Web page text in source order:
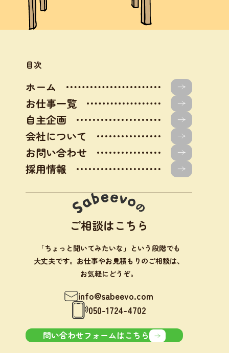
目次
ホーム
お仕事一覧
自主企画
会社について
お問い合わせ
採用情報
ご相談はこちら
「ちょっと聞いてみたいな」という段階でも
大丈夫です。お仕事やお見積もりのご相談は、
お気軽にどうぞ。
info@sabeevo.com
050-1724-4702
問い合わせフォームはこちら